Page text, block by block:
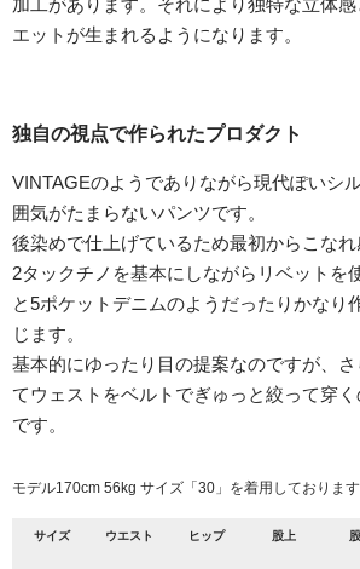
加工があります。それにより独特な立体
エットが生まれるようになります。
独自の視点で作られたプロダクト
VINTAGEのようでありながら現代ぽいシ
囲気がたまらないパンツです。
後染めで仕上げているため最初からこなれ
2タックチノを基本にしながらリベットを
と5ポケットデニムのようだったりかなり
じます。
基本的にゆったり目の提案なのですが、
てウェストをベルトでぎゅっと絞って穿
です。
モデル170cm 56kg サイズ「30」を着用しております
サイズ ウエスト ヒップ 股上